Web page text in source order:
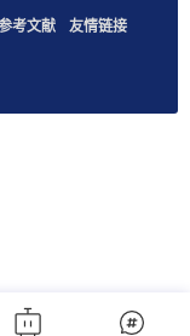
考文献
友情链接